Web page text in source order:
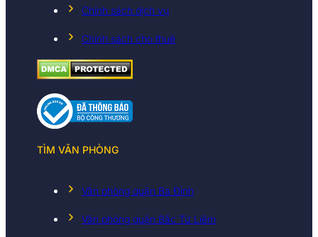
Chính sách dịch vụ
Chính sách cho thuê
TÌM VĂN PHÒNG
Văn phòng quận Ba Đình
Văn phòng quận Bắc Từ Liêm